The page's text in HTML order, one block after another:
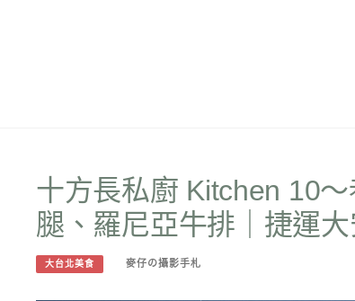
十方長私廚 Kitchen 10
腿、羅尼亞牛排｜捷運
大台北美食 麥仔の攝影手札